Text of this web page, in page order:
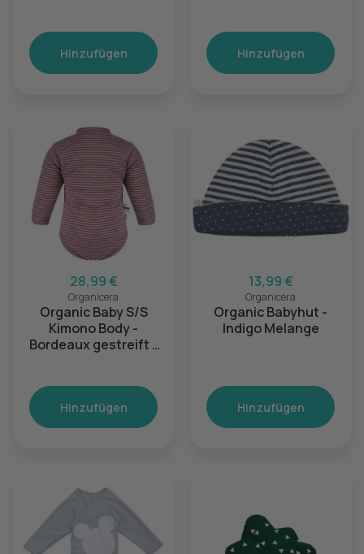
Hinzufügen Hinzufügen
28,99 €
Organicera
Organic Baby S/S
Kimono Body -
Bordeaux gestreift -
Hinzufügen
13,99 €
Organicera
Organic Babyhut -
Indigo Melange
Hinzufügen